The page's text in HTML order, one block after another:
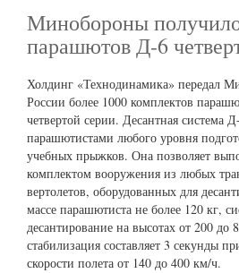
Минобороны
парашютов Д-6
Холдинг «Технодинамика» передал
России более 1000 комплектов
четвертой серии. Десантная система
парашютистами любого уровня
учебных прыжков. Она позволяет
комплектом вооружения из любых
вертолетов, оборудованных для
массе парашютиста не более 120 кг,
десантирование на высотах от 200
стабилизация составляет 3 секунды
скорости полета от 140 до 400 км/ч.